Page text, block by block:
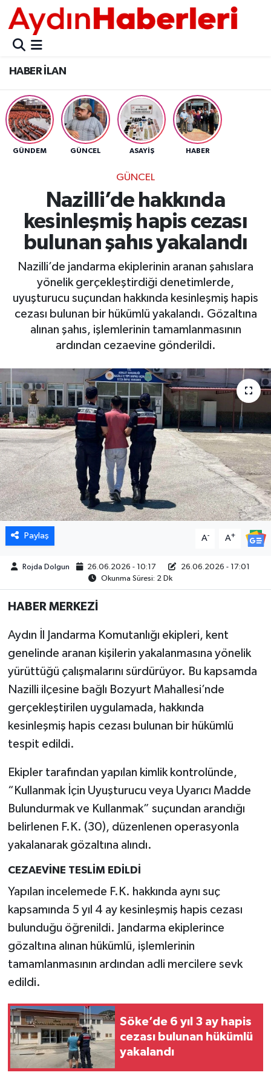
HABER İLAN
GÜNDEM GÜNCEL ASAYİŞ HABER
GÜNCEL
Nazilli’de hakkında
kesinleşmiş hapis cezası
bulunan şahıs yakalandı
Nazilli’de jandarma ekiplerinin aranan şahıslara
yönelik gerçekleştirdiği denetimlerde,
uyuşturucu suçundan hakkında kesinleşmiş hapis
cezası bulunan bir hükümlü yakalandı. Gözaltına
alınan şahıs, işlemlerinin tamamlanmasının
ardından cezaevine gönderildi.
Paylaş A- A+
Rojda Dolgun 26.06.2026 - 10:17
26.06.2026 - 17:01
Okunma Süresi: 2 Dk
HABER MERKEZİ
Aydın İl Jandarma Komutanlığı ekipleri, kent
genelinde aranan kişilerin yakalanmasına yönelik
yürüttüğü çalışmalarını sürdürüyor. Bu kapsamda
Nazilli ilçesine bağlı Bozyurt Mahallesi’nde
gerçekleştirilen uygulamada, hakkında
kesinleşmiş hapis cezası bulunan bir hükümlü
tespit edildi.
Ekipler tarafından yapılan kimlik kontrolünde,
“Kullanmak İçin Uyuşturucu veya Uyarıcı Madde
Bulundurmak ve Kullanmak” suçundan arandığı
belirlenen F.K. (30), düzenlenen operasyonla
yakalanarak gözaltına alındı.
CEZAEVİNE TESLİM EDİLDİ
Yapılan incelemede F.K. hakkında aynı suç
kapsamında 5 yıl 4 ay kesinleşmiş hapis cezası
bulunduğu öğrenildi. Jandarma ekiplerince
gözaltına alınan hükümlü, işlemlerinin
tamamlanmasının ardından adli mercilere sevk
edildi.
Söke’de 6 yıl 3 ay hapis
cezası bulunan hükümlü
yakalandı
GÜNCEL
POLİTİKA
BELEDİYELER
ASAYİŞ
BÜLTEN
ÇEVRE
DIŞ
DÜNYA
EGE
EKOLOJİ VE ÇEVRE
BİLİM VE TEKNOLOJİ
GENEL
GÜNDEM
HABERDE İNSAN
KÜLTÜR SANAT
MAGAZİN
ÖZEL HABER
SAĞLIK
SİYASET
SPOR
YAŞAM
AFYON
AYDIN
DENİZLİ
İZMİR
KÜTAHYA
MANİSA
MUĞLA
Aydın Nöbetçi Eczaneler
Aydın Hava Durumu
Aydin Namaz Vakitleri
Aydın Trafik Yoğunluk Haritası
Süper Lig Puan Durumu ve Fikstür
Tüm Manşetler
Son Dakika Haberleri
Haber Arşivi